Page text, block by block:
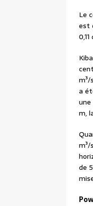
Le
est
a
m,
m³/
de